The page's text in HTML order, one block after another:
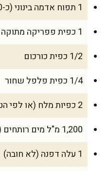
1 תפוח אדמה בינוני (כ-200 גרם), קלוף וקוביות
1 כפית פפריקה מתוקה
1/2 כפית כורכום
1/4 כפית פלפל שחור
2 כפיות מלח (או לפי הטעם)
1,200 מ"ל מים רותחים (ועוד לפי הצורך)
1 עלה דפנה (לא חובה)